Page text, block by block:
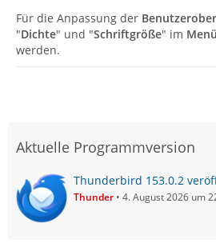
Für die Anpassung der
"Dichte" und "Schriftgröße" im
werden.
Aktuelle Programmversion
Thunderbird 153.0.2
Thunder 4. August 2026 um